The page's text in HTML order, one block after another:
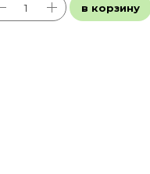
в корзину